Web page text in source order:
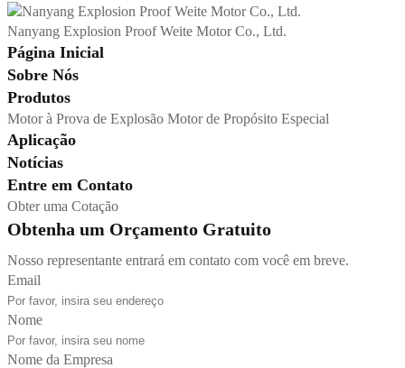
Nanyang Explosion Proof Weite Motor Co., Ltd.
Página Inicial
Sobre Nós
Produtos
Motor à Prova de Explosão Motor de Propósito Especial
Aplicação
Notícias
Entre em Contato
Obter uma Cotação
Obtenha um Orçamento Gratuito
Nosso representante entrará em contato com você em breve.
Email
Nome
Nome da Empresa